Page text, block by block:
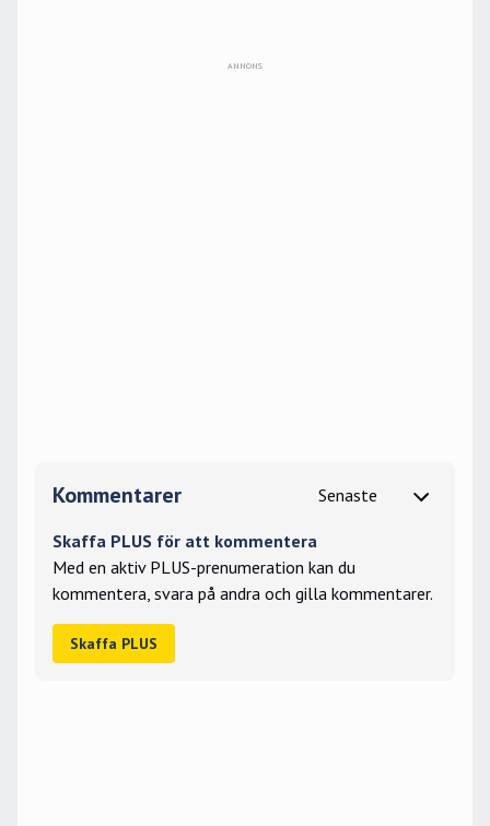
Kommentarer
Skaffa PLUS för att kommentera
Med en aktiv PLUS-prenumeration kan du
kommentera, svara på andra och gilla kommentarer.
Skaffa PLUS